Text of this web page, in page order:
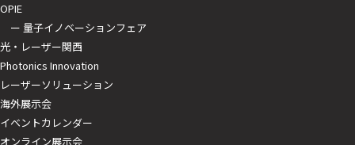
OPIE
ー 量子イノベーションフェア
光・レーザー関西
Photonics Innovation
レーザーソリューション
海外展示会
イベントカレンダー
オンライン展示会